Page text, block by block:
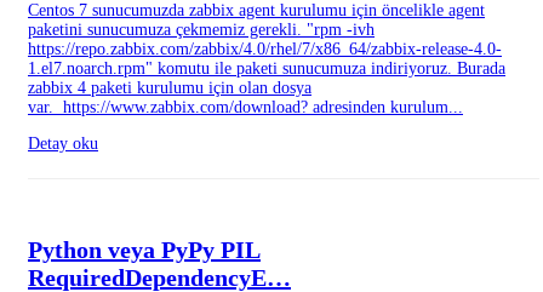
Centos 7 sunucumuzda zabbix agent kurulumu için öncelikle agent
paketini sunucumuza çekmemiz gerekli. "rpm -ivh
https://repo.zabbix.com/zabbix/4.0/rhel/7/x86_64/zabbix-release-4.0-
1.el7.noarch.rpm" komutu ile paketi sunucumuza indiriyoruz. Burada
zabbix 4 paketi kurulumu için olan dosya
var. https://www.zabbix.com/download? adresinden kurulum...
Detay oku
Python veya PyPy PIL
RequiredDependencyE…